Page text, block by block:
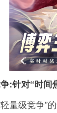
:针对“时间
轻量级竞争